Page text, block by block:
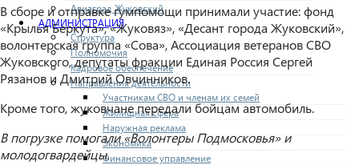
Авиаград Жуковский
АДМИНИСТРАЦИЯ
Структура
Полномочия
Кадровое обеспечение
Направления деятельности
Участникам СВО и членам их семей
Жилищная сфера
Наружная реклама
Экономика
Финансовое управление
В сборе и отправке гумпомощи принимали участие: фонд
«Крылья Беркута», «Жуковяз», «Десант города Жуковский»,
волонтерская группа «Сова», Ассоциация ветеранов СВО
Жуковского, депутаты фракции Единая Россия Сергей
Рязанов и Дмитрий Овчинников.
Кроме того, жуковчане передали бойцам автомобиль.
В погрузке помогали «Волонтеры Подмосковья» и
молодогвардейцы.